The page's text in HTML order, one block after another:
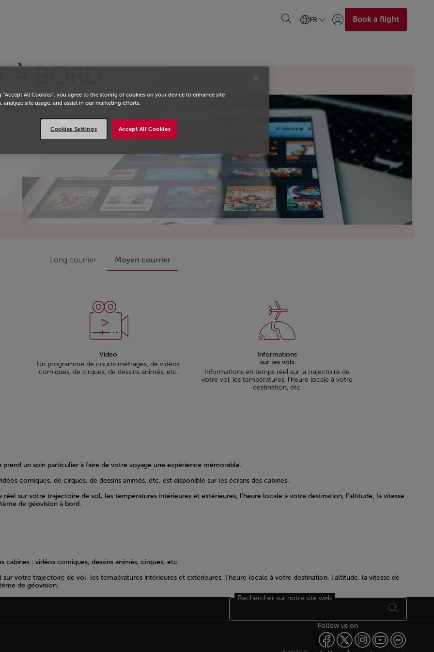
FR Se connecter | S’inscrire)
Book a flight
À BORD
films, de
Long courrier Moyen courrier
Video
Un programme de courts métrages, de vidéos
comiques, de cirques, de dessins animés, etc.
Informations
sur les vols
Informations en temps réel sur la trajectoire de
votre vol, les températures, l'heure locale à votre
destination, etc.
un soin particulier à faire de votre voyage une expérience mémorable.
comiques, de cirques, de dessins animés, etc. est disponible sur les écrans des cabines.
sur votre trajectoire de vol, les températures intérieures et extérieures, l'heure locale à votre destination, l'altitude, la vitesse
de géovision à bord.
: vidéos comiques, dessins animés, cirques, etc.
votre trajectoire de vol, les températures intérieures et extérieures, l'heure locale à votre destination, l'altitude, la vitesse de
de géovision.
Rechercher sur notre site web
Follow us on
“Accept All Cookies”, you agree to the storing of cookies on your device to enhance site
analyze site usage, and assist in our marketing efforts.
Accept All Cookies
Cookies Settings